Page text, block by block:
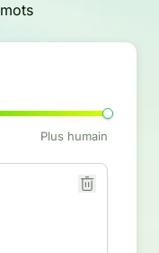
mots
Plus humain